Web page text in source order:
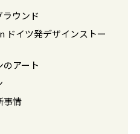
ウンド
イツ発デザインストー
アート
事情